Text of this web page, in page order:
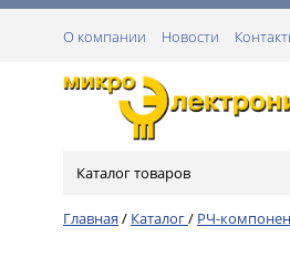
О компании Новости
Каталог товаров
Главная / Каталог/ РЧ-